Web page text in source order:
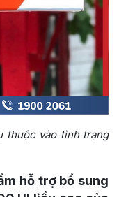
thuộc vào tình trạng
hỗ trợ bổ sung